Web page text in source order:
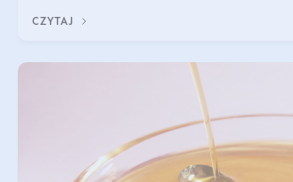
formie, byłby trudno strawialny. Aby był lepiej
CZYTAJ